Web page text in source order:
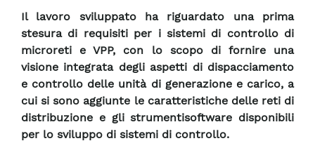
Il lavoro sviluppato ha riguardato una prima
stesura di requisiti per i sistemi di controllo di
microreti e VPP, con lo scopo di fornire una
visione integrata degli aspetti di dispacciamento
e controllo delle unità di generazione e carico, a
cui si sono aggiunte le caratteristiche delle reti di
distribuzione e gli strumentisoftware disponibili
per lo sviluppo di sistemi di controllo.